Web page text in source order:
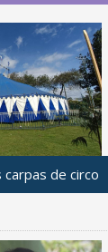
carpas de circo